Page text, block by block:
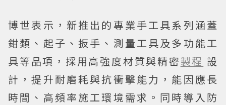
博世表示，新推出的專業手工具系列涵蓋
鉗類、起子、扳手、測量工具及多功能工
具等品項，採用高強度材質與精密製程 設
計，提升耐磨耗與抗衝擊能力，能因應長
時間、高頻率施工環境需求。同時導入防